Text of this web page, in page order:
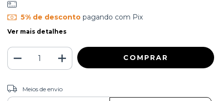
5% de descontopagando com Pix
Ver mais detalhes
Entregas para o CEP:
Meios de envio